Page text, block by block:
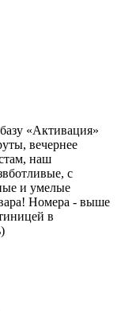
«Активация»
вечернее
наш
с
и умелые
Номера - выше
в